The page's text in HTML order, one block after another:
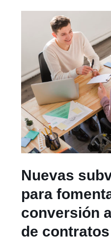
Nuevas
para
conversión
de